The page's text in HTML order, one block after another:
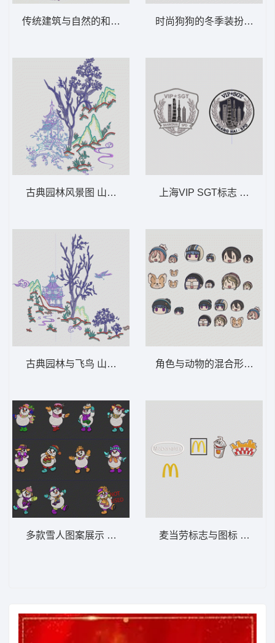
传统建筑与自然的和谐 山水画A
古典园林风景图 山水画B
古典园林与飞鸟 山水画C江山
多款雪人图案展示 雪人
时尚狗狗的冬季装扮 狗
上海VIP SGT
麦当劳标志与图标 可乐 薯